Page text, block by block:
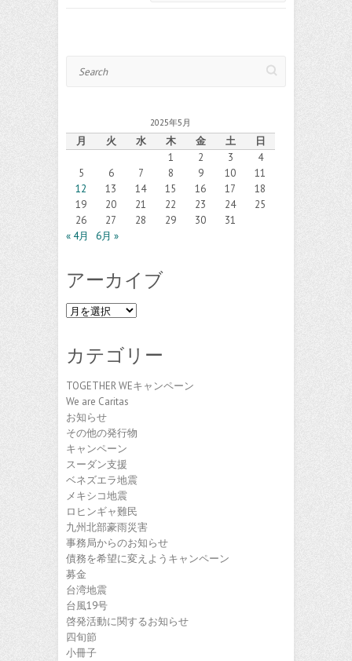
2025年5月
月 火 水 木 金 土
日
1
2 3
4
5
6 7 8 9 10
11
12
13 14 15 16 17
18
19
20 21 22 23 24
25
26
27 28 29 30
31
« 4月
6月 »
アーカイブ
ア
イ
カテゴリー
TOGETHER WEキャンペーン
We are Caritas
お知らせ
その他の発行物
キャンペーン
スーダン支援
ベネズエラ地震
メキシコ地震
ロヒンギャ難民
九州北部豪雨災害
事務局からのお知らせ
債務を希望に変えようキャンペーン
募金
台湾地震
台風19号
啓発活動に関するお知らせ
四旬節
小冊子